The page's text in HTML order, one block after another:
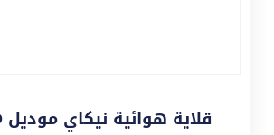
قلاية هوائية نيكاي موديل NAF588D